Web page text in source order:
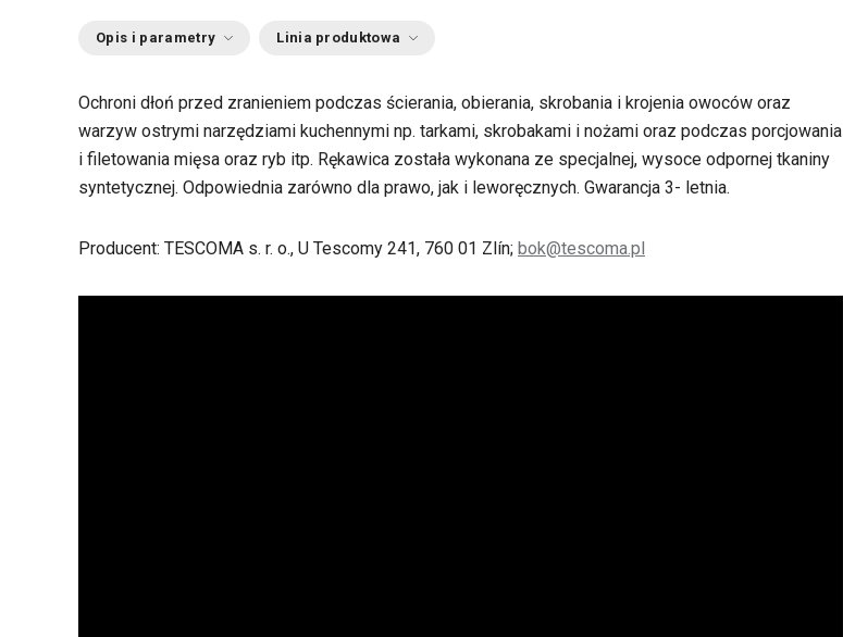
Opis i parametry Linia produktowa
Ochroni dłoń przed zranieniem podczas ścierania, obierania, skrobania i krojenia owoców oraz
warzyw ostrymi narzędziami kuchennymi np. tarkami, skrobakami i nożami oraz podczas porcjowania
i filetowania mięsa oraz ryb itp. Rękawica została wykonana ze specjalnej, wysoce odpornej tkaniny
syntetycznej. Odpowiednia zarówno dla prawo, jak i leworęcznych. Gwarancja 3- letnia.
Producent: TESCOMA s. r. o., U Tescomy 241, 760 01 Zlín; bok@tescoma.pl